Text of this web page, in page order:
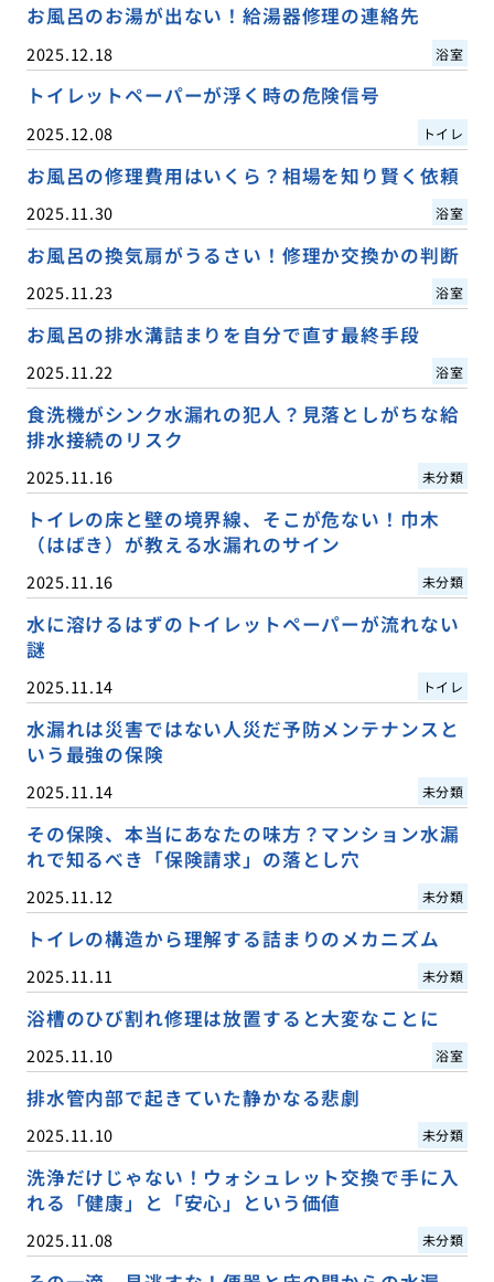
お風呂のお湯が出ない！給湯器修理の連絡先
2025.12.18 浴室
トイレットペーパーが浮く時の危険信号
2025.12.08 トイレ
お風呂の修理費用はいくら？相場を知り賢く依頼
2025.11.30 浴室
お風呂の換気扇がうるさい！修理か交換かの判断
2025.11.23 浴室
お風呂の排水溝詰まりを自分で直す最終手段
2025.11.22 浴室
食洗機がシンク水漏れの犯人？見落としがちな給
排水接続のリスク
2025.11.16 未分類
トイレの床と壁の境界線、そこが危ない！巾木
（はばき）が教える水漏れのサイン
2025.11.16 未分類
水に溶けるはずのトイレットペーパーが流れない
謎
2025.11.14 トイレ
水漏れは災害ではない人災だ予防メンテナンスと
いう最強の保険
2025.11.14 未分類
その保険、本当にあなたの味方？マンション水漏
れで知るべき「保険請求」の落とし穴
2025.11.12 未分類
トイレの構造から理解する詰まりのメカニズム
2025.11.11 未分類
浴槽のひび割れ修理は放置すると大変なことに
2025.11.10 浴室
排水管内部で起きていた静かなる悲劇
2025.11.10 未分類
洗浄だけじゃない！ウォシュレット交換で手に入
れる「健康」と「安心」という価値
2025.11.08 未分類